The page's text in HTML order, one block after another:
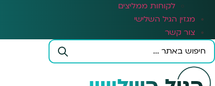
לקוחות ממליצים
מגזין הגיל השלישי
צור קשר
Search